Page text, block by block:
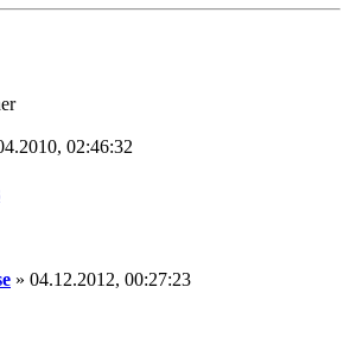
02:46:32
» 04.12.2012, 00:27:23